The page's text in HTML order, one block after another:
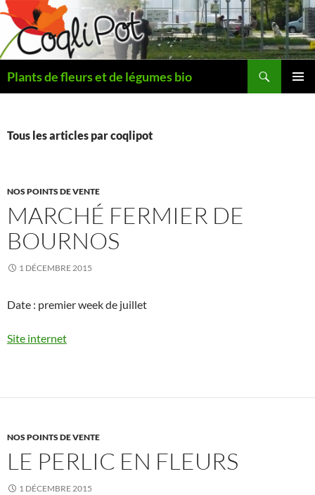
Aller
contenu
Plants de fleurs et de légumes bio
Tous les articles par coqlipot
NOS POINTS DE VENTE
MARCHÉ FERMIER DE
BOURNOS
1 DÉCEMBRE 2015
Date : premier week de juillet
Site internet
NOS POINTS DE VENTE
LE PERLIC EN FLEURS
1 DÉCEMBRE 2015